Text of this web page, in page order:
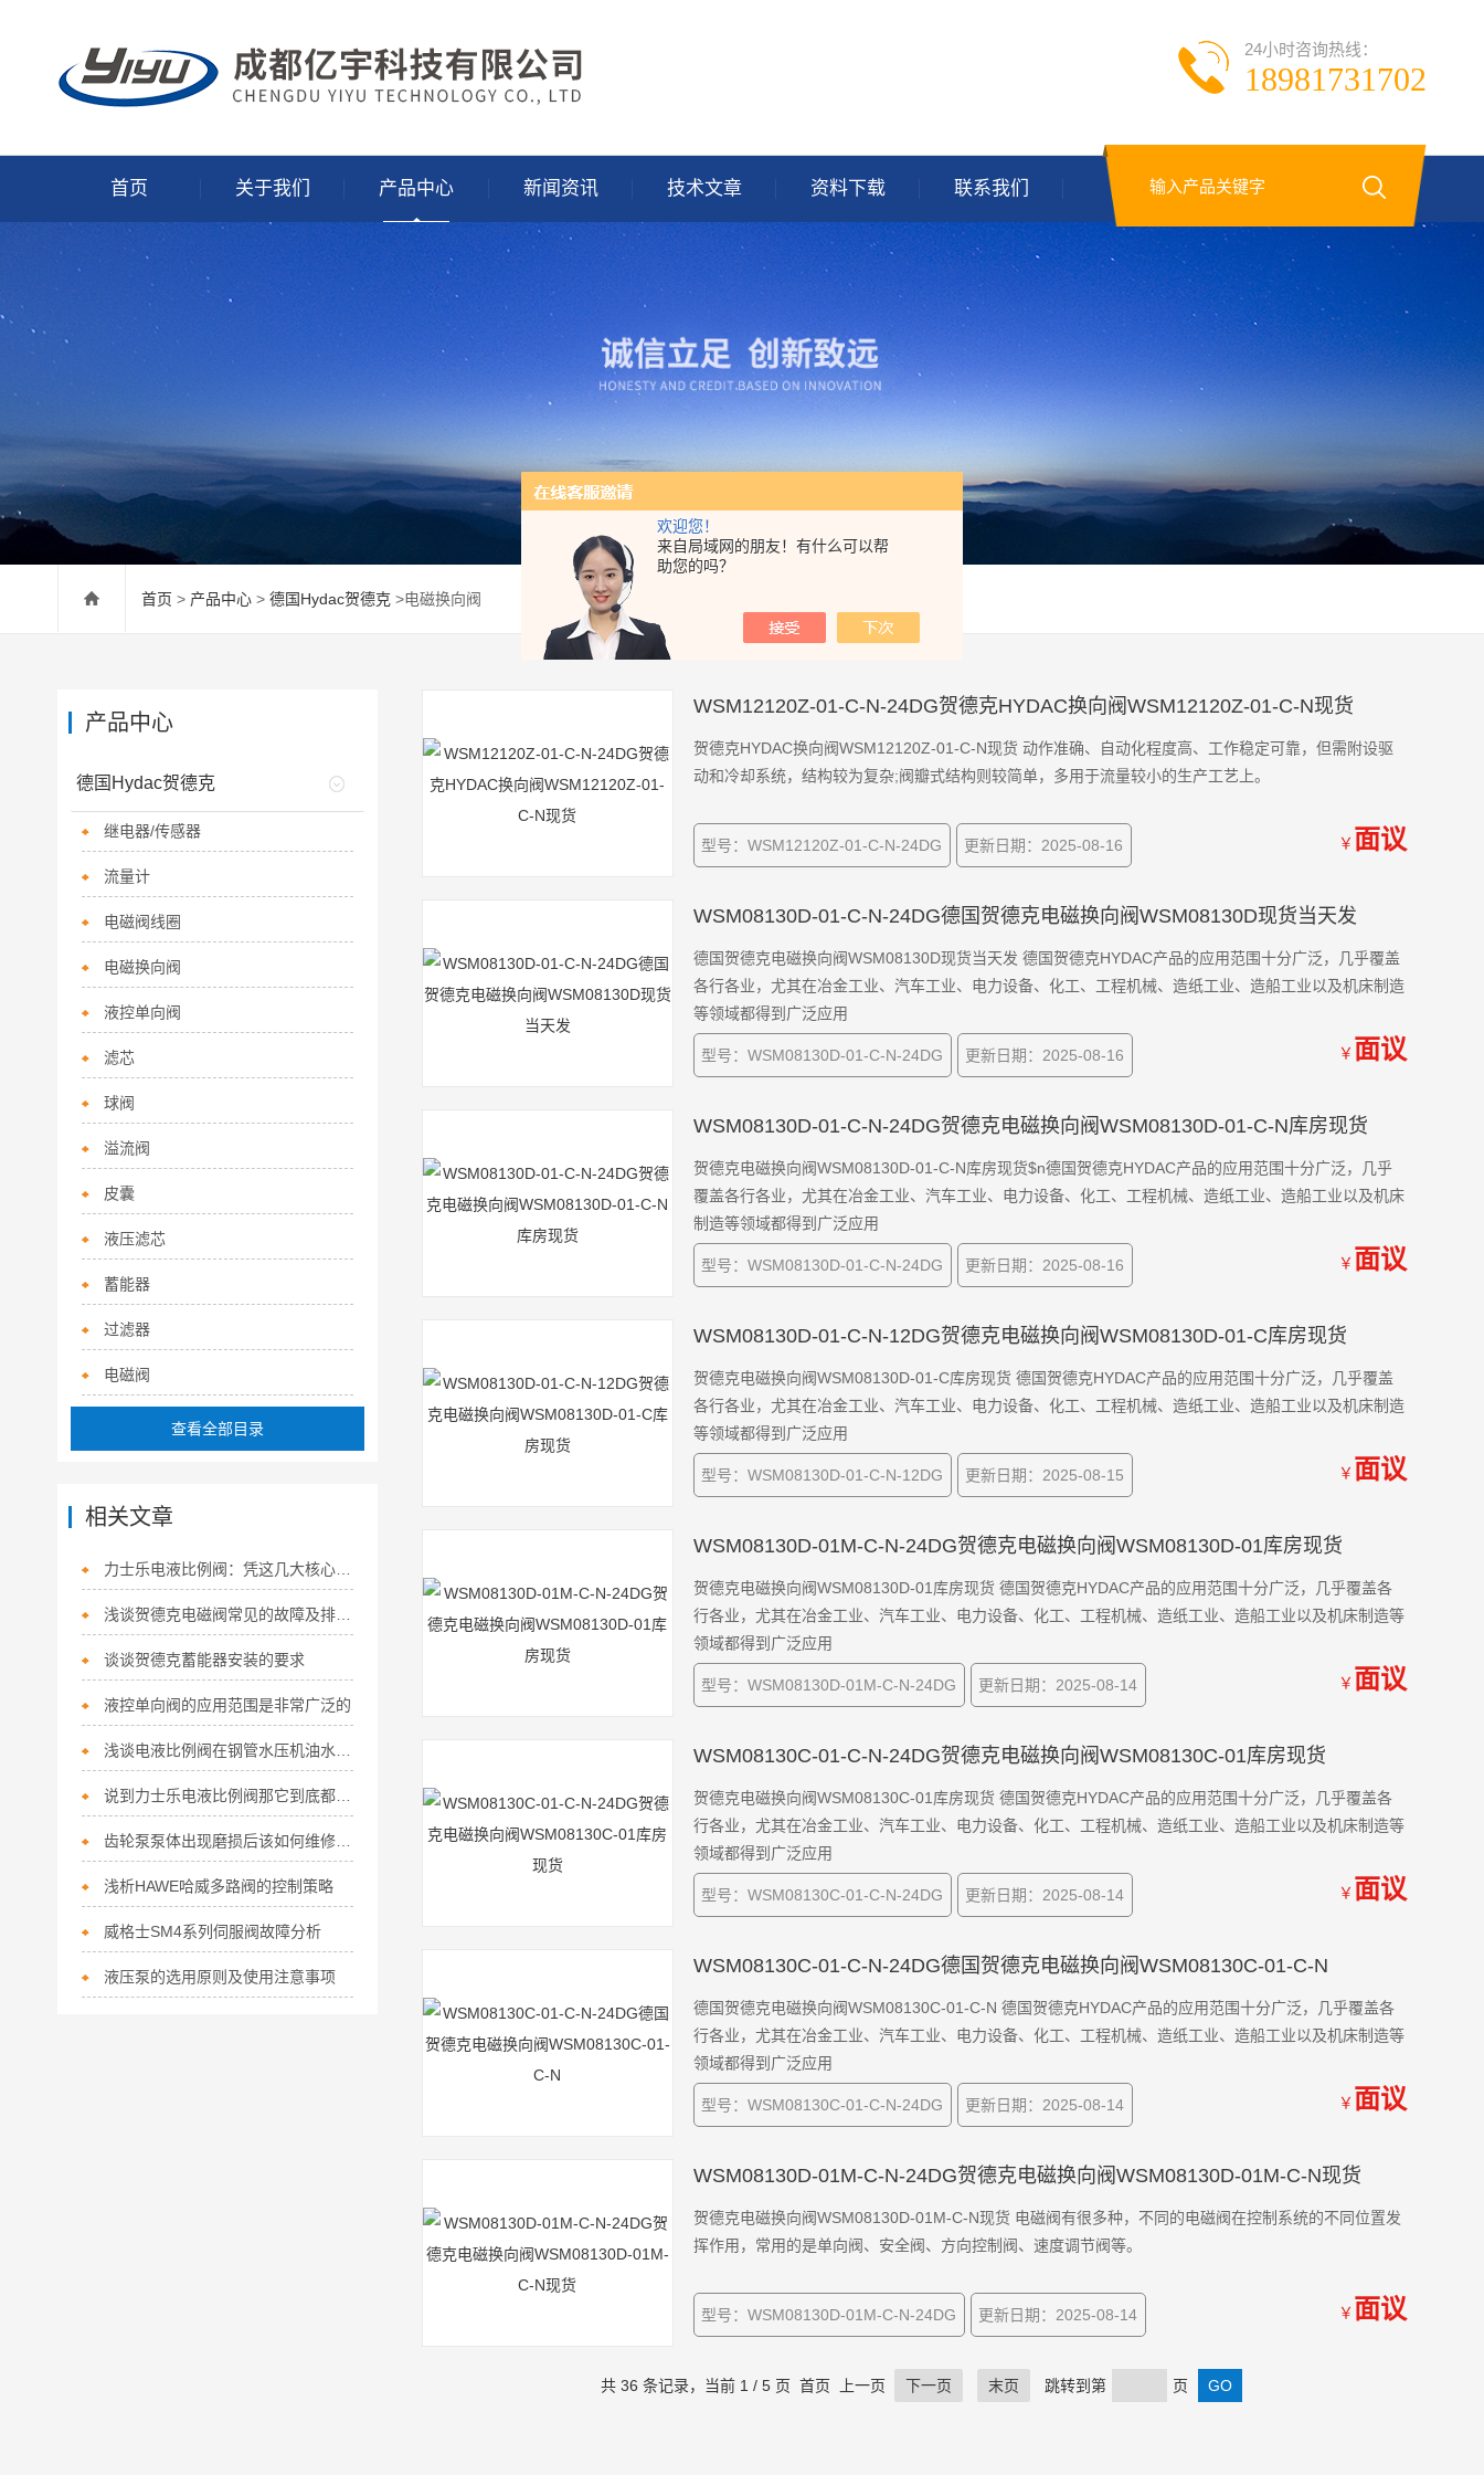
欢迎您！
来自局域网的朋友！有什么可以帮
助您的吗？
24小时咨询热线：
18981731702
首页 关于我们 产品中心 新闻资讯 技术文章 资料下载 联系我们
首页 > 产品中心 > 德国Hydac贺德克 >电磁换向阀
产品中心
德国Hydac贺德克
继电器/传感器
流量计
电磁阀线圈
电磁换向阀
液控单向阀
滤芯
球阀
溢流阀
皮囊
液压滤芯
蓄能器
过滤器
电磁阀
查看全部目录
相关文章
力士乐电液比例阀：凭这几大核心特点，稳坐流体控制“硬核担当”！
浅谈贺德克电磁阀常见的故障及排除方法
谈谈贺德克蓄能器安装的要求
液控单向阀的应用范围是非常广泛的
说到力士乐电液比例阀那它到底都有哪些优势呢？
齿轮泵泵体出现磨损后该如何维修呢？
浅析HAWE哈威多路阀的控制策略
威格士SM4系列伺服阀故障分析
液压泵的选用原则及使用注意事项
WSM12120Z-01-C-N-24DG贺德克HYDAC换向阀WSM12120Z-01-C-N现货
贺德克HYDAC换向阀WSM12120Z-01-C-N现货 动作准确、自动化程度高、工作稳定可靠，但需附设驱
动和冷却系统，结构较为复杂;阀瓣式结构则较简单，多用于流量较小的生产工艺上。
型号：WSM12120Z-01-C-N-24DG 更新日期：2025-08-16 ￥ 面议
WSM08130D-01-C-N-24DG德国贺德克电磁换向阀WSM08130D现货当天发
德国贺德克电磁换向阀WSM08130D现货当天发 德国贺德克HYDAC产品的应用范围十分广泛，几乎覆盖
各行各业，尤其在冶金工业、汽车工业、电力设备、化工、工程机械、造纸工业、造船工业以及机床制造
等领域都得到广泛应用
型号：WSM08130D-01-C-N-24DG 更新日期：2025-08-16 ￥ 面议
WSM08130D-01-C-N-24DG贺德克电磁换向阀WSM08130D-01-C-N库房现货
贺德克电磁换向阀WSM08130D-01-C-N库房现货$n德国贺德克HYDAC产品的应用范围十分广泛，几乎
覆盖各行各业，尤其在冶金工业、汽车工业、电力设备、化工、工程机械、造纸工业、造船工业以及机床
制造等领域都得到广泛应用
型号：WSM08130D-01-C-N-24DG 更新日期：2025-08-16 ￥ 面议
WSM08130D-01-C-N-12DG贺德克电磁换向阀WSM08130D-01-C库房现货
贺德克电磁换向阀WSM08130D-01-C库房现货 德国贺德克HYDAC产品的应用范围十分广泛，几乎覆盖
各行各业，尤其在冶金工业、汽车工业、电力设备、化工、工程机械、造纸工业、造船工业以及机床制造
等领域都得到广泛应用
型号：WSM08130D-01-C-N-12DG 更新日期：2025-08-15 ￥ 面议
WSM08130D-01M-C-N-24DG贺德克电磁换向阀WSM08130D-01库房现货
贺德克电磁换向阀WSM08130D-01库房现货 德国贺德克HYDAC产品的应用范围十分广泛，几乎覆盖各
行各业，尤其在冶金工业、汽车工业、电力设备、化工、工程机械、造纸工业、造船工业以及机床制造等
领域都得到广泛应用
型号：WSM08130D-01M-C-N-24DG 更新日期：2025-08-14 ￥ 面议
WSM08130C-01-C-N-24DG贺德克电磁换向阀WSM08130C-01库房现货
贺德克电磁换向阀WSM08130C-01库房现货 德国贺德克HYDAC产品的应用范围十分广泛，几乎覆盖各
行各业，尤其在冶金工业、汽车工业、电力设备、化工、工程机械、造纸工业、造船工业以及机床制造等
领域都得到广泛应用
型号：WSM08130C-01-C-N-24DG 更新日期：2025-08-14 ￥ 面议
WSM08130C-01-C-N-24DG德国贺德克电磁换向阀WSM08130C-01-C-N
德国贺德克电磁换向阀WSM08130C-01-C-N 德国贺德克HYDAC产品的应用范围十分广泛，几乎覆盖各
行各业，尤其在冶金工业、汽车工业、电力设备、化工、工程机械、造纸工业、造船工业以及机床制造等
领域都得到广泛应用
型号：WSM08130C-01-C-N-24DG 更新日期：2025-08-14 ￥ 面议
WSM08130D-01M-C-N-24DG贺德克电磁换向阀WSM08130D-01M-C-N现货
贺德克电磁换向阀WSM08130D-01M-C-N现货 电磁阀有很多种，不同的电磁阀在控制系统的不同位置发
挥作用，常用的是单向阀、安全阀、方向控制阀、速度调节阀等。
型号：WSM08130D-01M-C-N-24DG 更新日期：2025-08-14 ￥ 面议
共 36 条记录，当前 1 / 5 页 首页 上一页 下一页 末页 跳转到第 页